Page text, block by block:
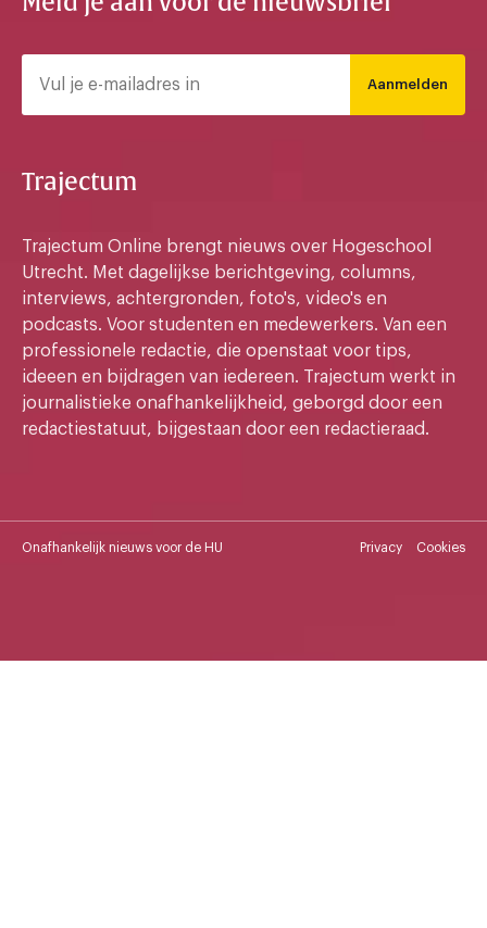
Aanmelden
Trajectum
Trajectum Online brengt nieuws over Hogeschool
Utrecht. Met dagelijkse berichtgeving, columns,
interviews, achtergronden, foto's, video's en
podcasts. Voor studenten en medewerkers. Van een
professionele redactie, die openstaat voor tips,
ideeen en bijdragen van iedereen. Trajectum werkt in
journalistieke onafhankelijkheid, geborgd door een
redactiestatuut, bijgestaan door een redactieraad.
Onafhankelijk nieuws voor de HU Privacy Cookies